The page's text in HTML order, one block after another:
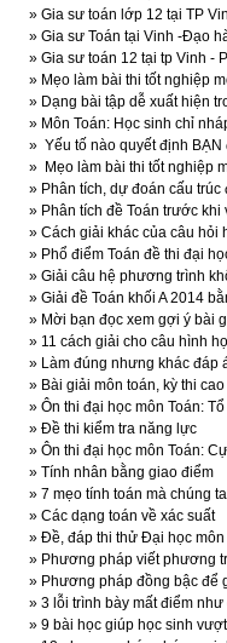
» Gia sư toán lớp 12 tại TP
» Gia sư Toán tại Vinh -Đạo
» Gia sư toán 12 tại tp Vinh -
» Mẹo làm bài thi tốt nghiệp
» Dạng bài tập dễ xuất hiện
» Môn Toán: Học sinh chỉ
» Yếu tố nào quyết định BẠN
» Mẹo làm bài thi tốt nghiệp
» Phân tích, dự đoán cấu trúc
» Phân tích đề Toán trước khi
» Cách giải khác của câu hỏi
» Phổ điểm Toán đề thi đại
» Giải câu hệ phương trình
» Giải đề Toán khối A 2014
» Mời bạn đọc xem gợi ý bài
» 11 cách giải cho câu hình
» Làm đúng nhưng khác đáp
» Bài giải môn toán, kỳ thi
» Ôn thi đại học môn Toán:
» Đề thi kiểm tra năng lực
» Ôn thi đại học môn Toán:
» Tính nhân bằng giao điểm
» 7 mẹo tính toán mà chúng
» Các dạng toán về xác suất
» Đề, đáp thi thử Đại học môn
» Phương pháp viết phương
» Phương pháp đồng bậc để
» 3 lỗi trình bày mất điểm
» 9 bài học giúp học sinh